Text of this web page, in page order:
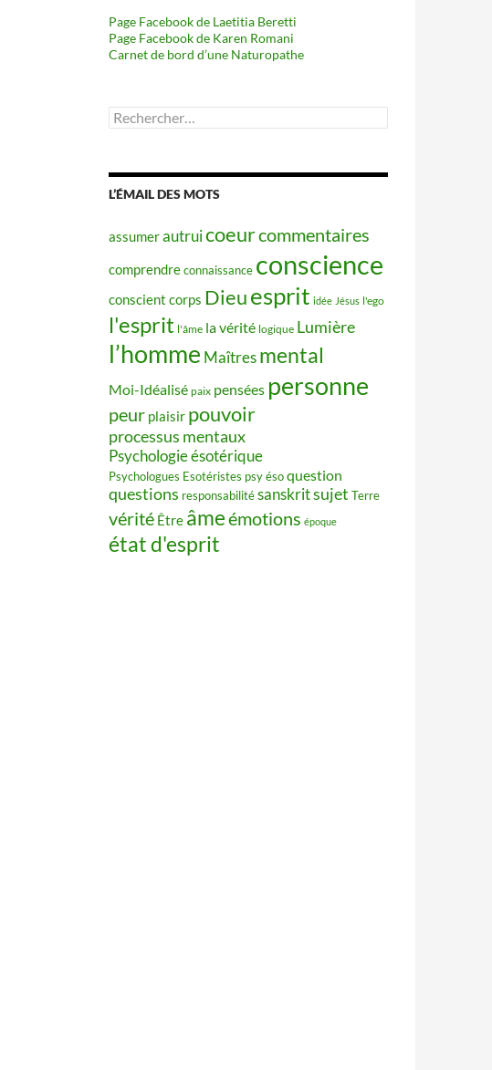
Page Facebook de Laetitia Beretti
Page Facebook de Karen Romani
Carnet de bord d’une Naturopathe
Rechercher :
L’ÉMAIL DES MOTS
assumerautruicoeurcommentaires
comprendreconnaissance conscience
conscient corps Dieuesprit idée Jésus l'ego
l'esprit l'âme la vérité logique Lumière
l’homme Maîtres mental
Moi-Idéalisé paix pensées personne
peur plaisir pouvoir
processus mentaux
Psychologie ésotérique
Psychologues Esotéristes psy ésoquestion
questions responsabilitésanskritsujet Terre
vérité Être âmeémotions époque
état d'esprit